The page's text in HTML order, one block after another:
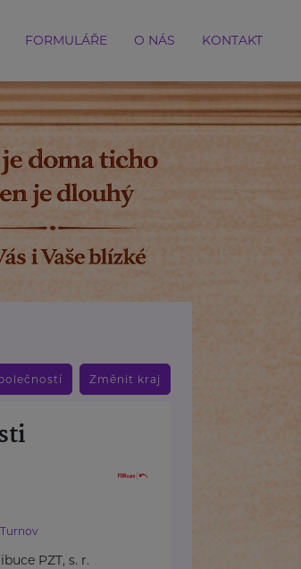
FORMULÁŘE O NÁS KONTAKT
Změnit kraj
Turnov
PZT, s. r.